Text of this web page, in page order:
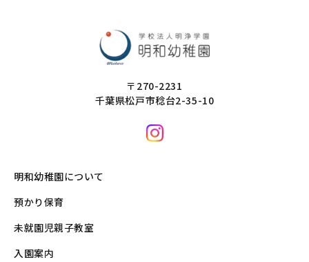
〒270-2231
千葉県松戸市稔台2-35-10
明和幼稚園について
預かり保育
未就園児親子教室
入園案内